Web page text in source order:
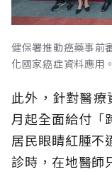
健保署推動癌藥事前
化國家癌症資料應用。
此外，針對醫
月起全面給付「
居民眼睛紅腫不
診時，在地醫師